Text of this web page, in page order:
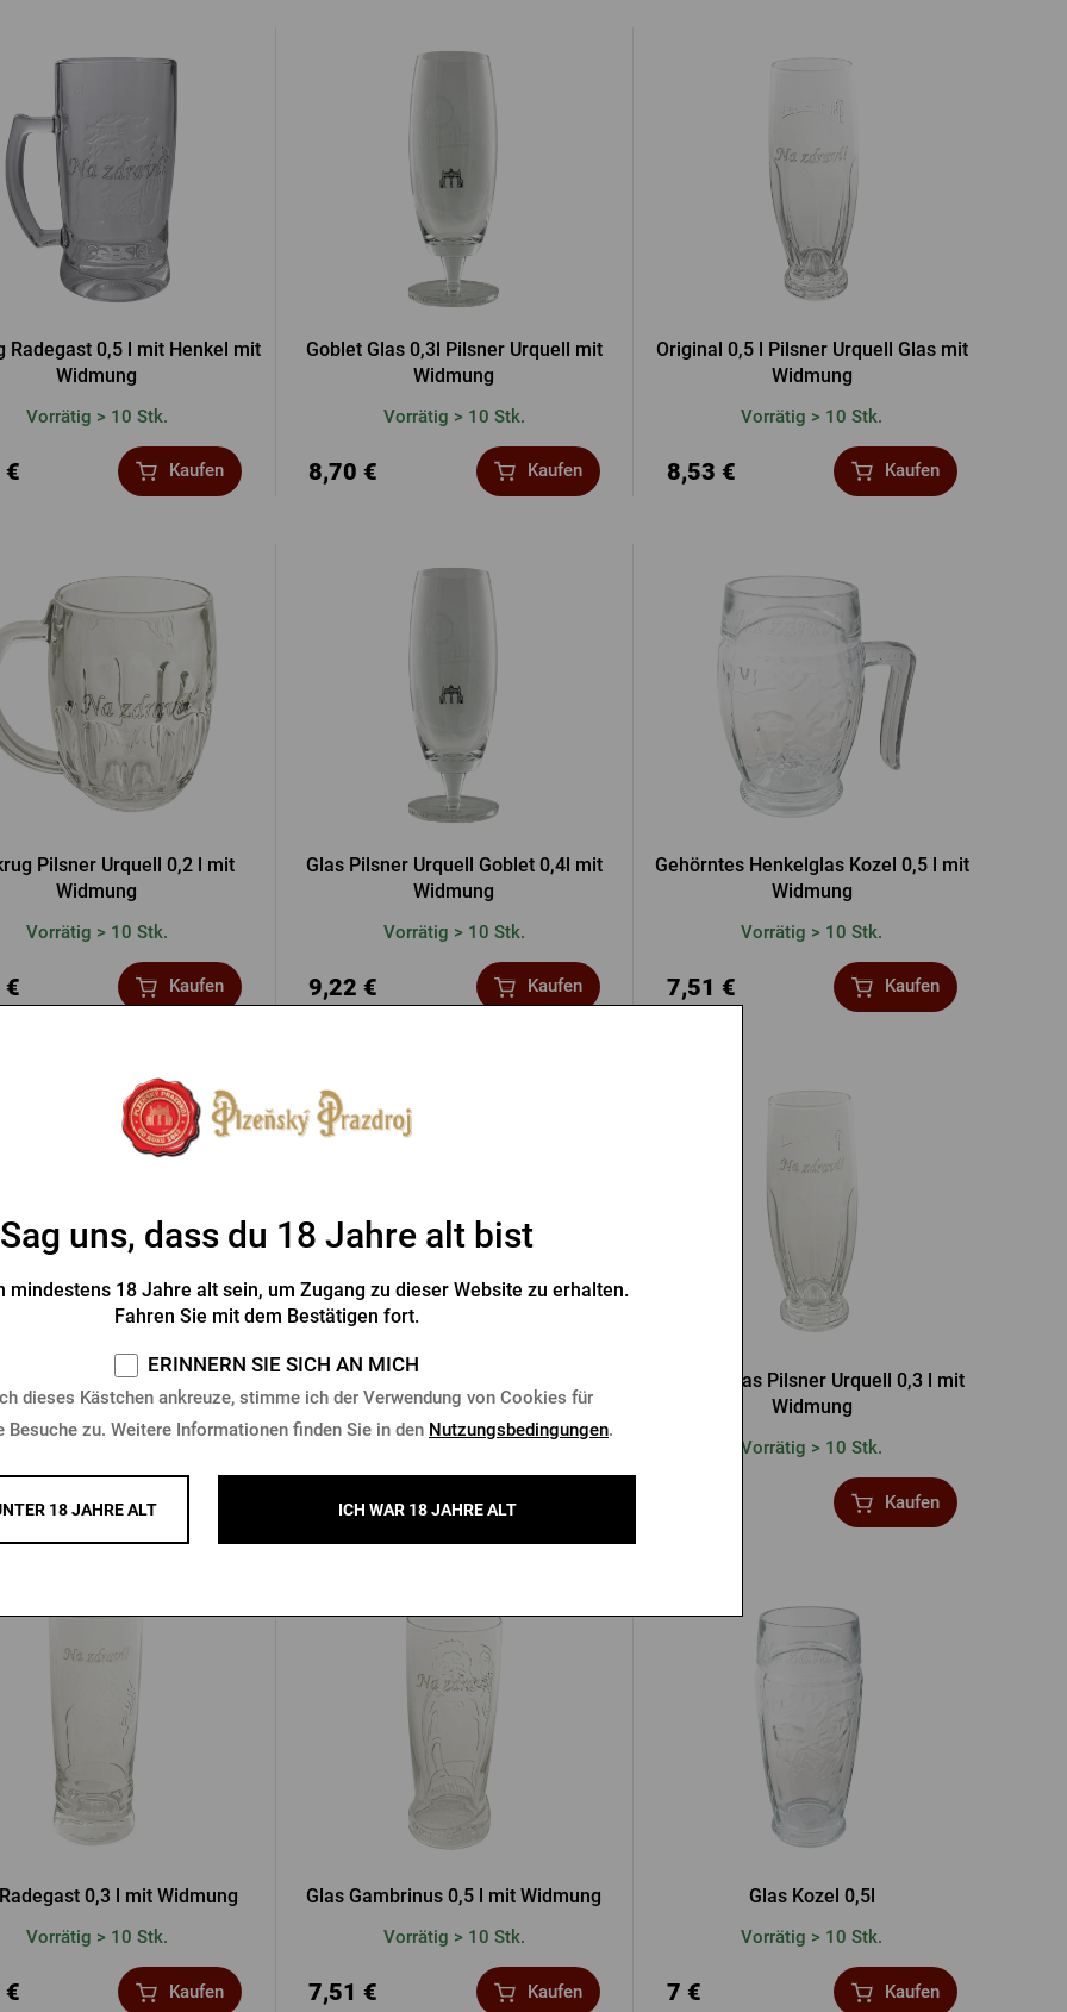
Radegast 0,5 l mit Henkel mit
Widmung
Vorrätig > 10 Stk.
€ Kaufen
Goblet Glas 0,3l Pilsner Urquell mit
Widmung
Vorrätig > 10 Stk.
8,70 € Kaufen
Original 0,5 l Pilsner Urquell Glas mit
Widmung
Vorrätig > 10 Stk.
8,53 € Kaufen
Pilsner Urquell 0,2 l mit
Widmung
Vorrätig > 10 Stk.
€ Kaufen
Glas Pilsner Urquell Goblet 0,4l mit
Widmung
Vorrätig > 10 Stk.
9,22 € Kaufen
Gehörntes Henkelglas Kozel 0,5 l mit
Widmung
Vorrätig > 10 Stk.
7,51 € Kaufen
Radegast 0,5 l mit Widmung
€ 7,34 €
Originalglas Pilsner Urquell 0,3 l mit
Widmung
Vorrätig > 10 Stk.
Kaufen
0,3 l mit Widmung
Vorrätig > 10 Stk.
€ Kaufen
Glas Gambrinus 0,5 l mit Widmung
Vorrätig > 10 Stk.
7,51 € Kaufen
Glas Kozel 0,5l
Vorrätig > 10 Stk.
7 € Kaufen
Sag uns, dass du 18 Jahre alt bist
mindestens 18 Jahre alt sein, um Zugang zu dieser Website zu erhalten.
Fahren Sie mit dem Bestätigen fort.
ERINNERN SIE SICH AN MICH
dieses Kästchen ankreuze, stimme ich der Verwendung von Cookies für
Besuche zu. Weitere Informationen finden Sie in den Nutzungsbedingungen.
18 JAHRE ALT ICH WAR 18 JAHRE ALT